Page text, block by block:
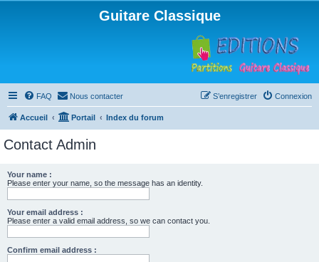
Guitare Classique
FAQ Nous contacter Connexion
S’enregistrer
Accueil Portail Index du forum
Contact Admin
Your name :
Please enter your name, so the message has an identity.
Your email address :
Please enter a valid email address, so we can contact you.
Confirm email address :